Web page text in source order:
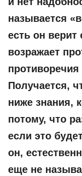
называется
есть он верит
возражает
Получается,
ниже знания,
потому, что
если это
он,
еще не